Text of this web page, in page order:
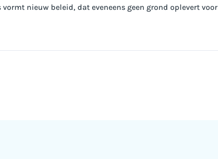
nieuw beleid, dat eveneens geen grond oplevert voor